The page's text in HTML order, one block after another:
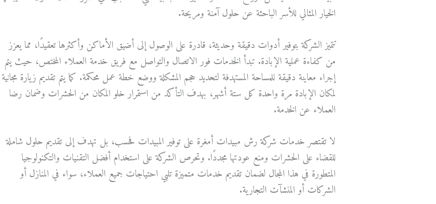
الخيار المثالي للأسر الباحثة عن حلول آمنة ومريحة.
تتميز الشركة بتوفير أدوات دقيقة وحديثة، قادرة على الوصول إلى أضيق الأماكن وأكثرها تعقيدًا، مما يعزز
من كفاءة عملية الإبادة. تبدأ الخدمات فور الاتصال والتواصل مع فريق خدمة العملاء المختص، حيث يتم
إجراء معاينة دقيقة للمساحة المستهدفة لتحديد حجم المشكلة ووضع خطة عمل محكمة. كما يتم تقديم زيارة مجانية
لمكان الإبادة مرة واحدة كل ستة أشهر، بهدف التأكد من استمرار خلو المكان من الحشرات وضمان رضا
العملاء عن الخدمة.
لا تقتصر خدمات شركة رش مبيدات أمغرة على توفير المبيدات فحسب، بل تهدف إلى تقديم حلول شاملة
للقضاء على الحشرات ومنع عودتها مجددًا. وتحرص الشركة على استخدام أفضل التقنيات والتكنولوجيا
المتطورة في هذا المجال لضمان تقديم خدمات متميزة تلبي احتياجات جميع العملاء، سواء في المنازل أو
الشركات أو المنشآت التجارية.